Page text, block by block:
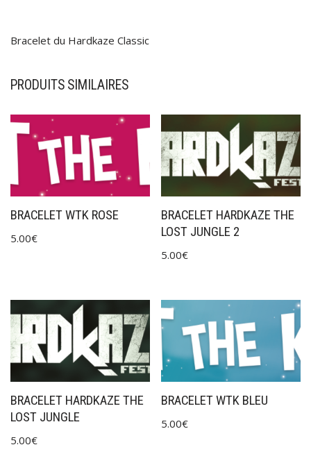
Bracelet du Hardkaze Classic
PRODUITS SIMILAIRES
BRACELET WTK ROSE
5.00€
BRACELET HARDKAZE THE
LOST JUNGLE 2
5.00€
BRACELET HARDKAZE THE
LOST JUNGLE
5.00€
BRACELET WTK BLEU
5.00€